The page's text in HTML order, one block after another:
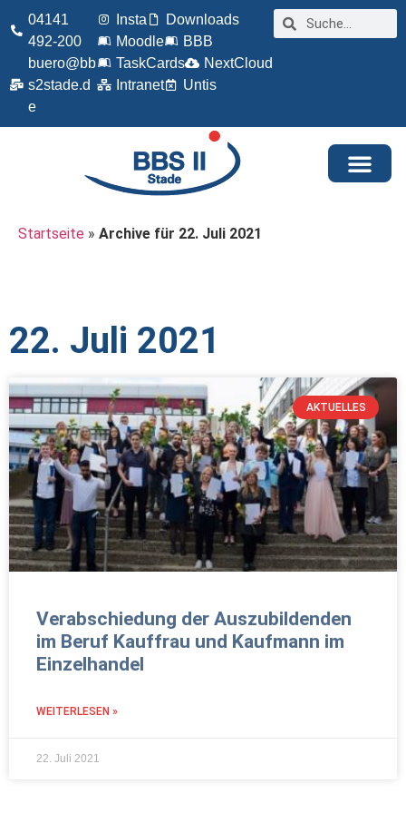
04141
492-200
buero@bb
s2stade.d
e
Insta
Downloads
Moodle
BBB
TaskCards
NextCloud
Intranet
Untis
Startseite » Archive für 22. Juli 2021
22. Juli 2021
AKTUELLES
Verabschiedung der Auszubildenden
im Beruf Kauffrau und Kaufmann im
Einzelhandel
WEITERLESEN »
22. Juli 2021